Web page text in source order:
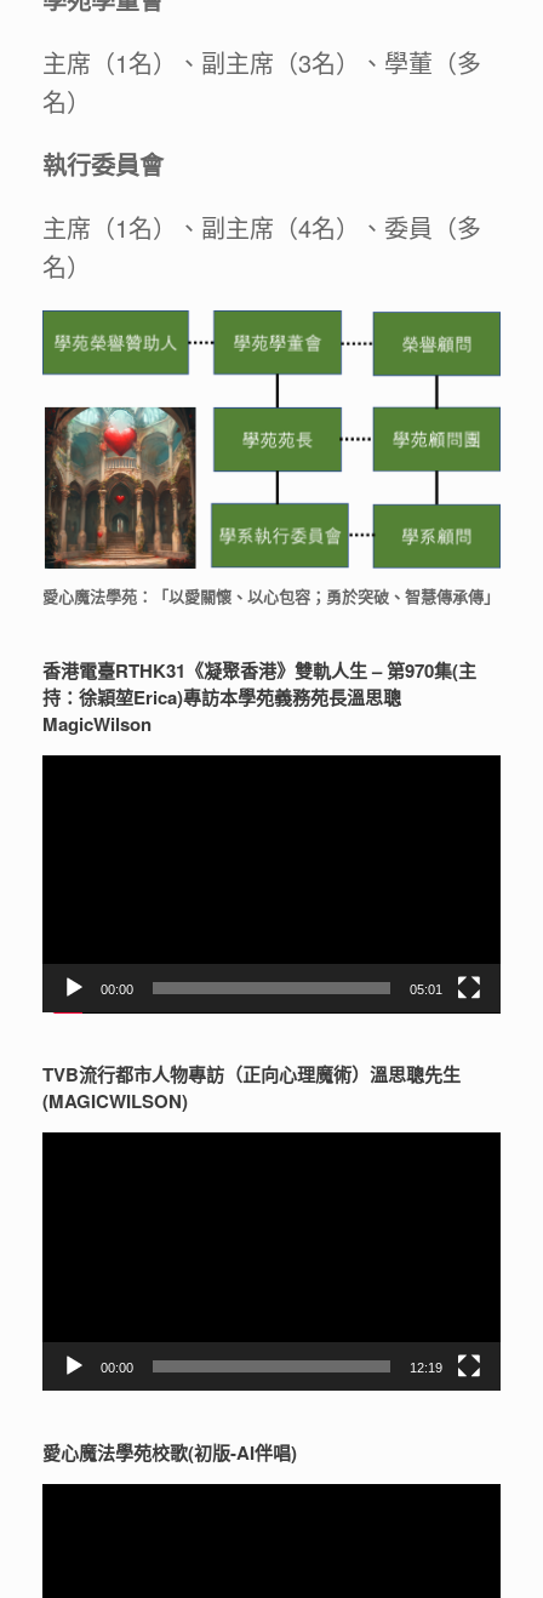
主席（1名）、副主席（3名）、學董（多
名）
執行委員會
主席（1名）、副主席（4名）、委員（多
名）
愛心魔法學苑：「以愛關懷、以心包容；勇於突破、智慧傳承傳」
香港電臺RTHK31《凝聚香港》雙軌人生 – 第970集(主
持：徐穎堃Erica)專訪本學苑義務苑長溫思聰
MagicWilson
00:00 05:01
TVB流行都市人物專訪（正向心理魔術）溫思聰先生
(MAGICWILSON)
00:00 12:19
愛心魔法學苑校歌(初版-AI伴唱)